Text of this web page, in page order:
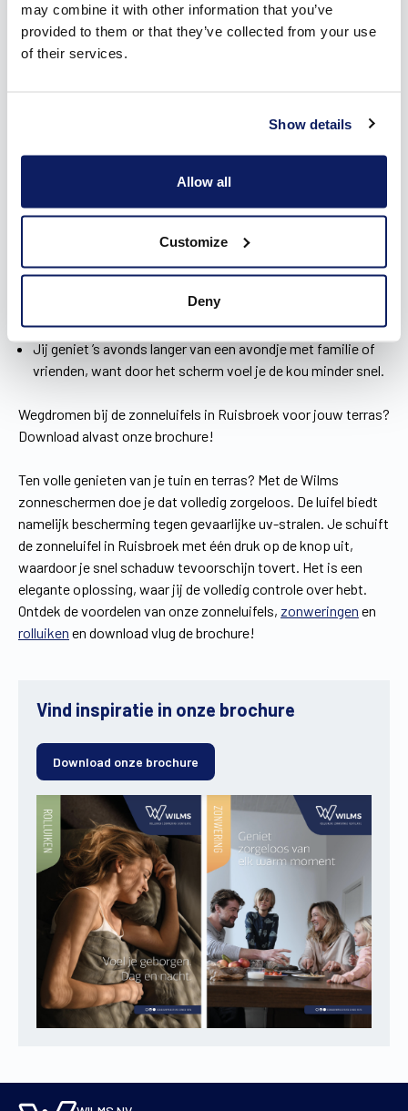
may combine it with other information that you’ve
provided to them or that they’ve collected from your use
of their services.
Show details
Allow all
Customize
Deny
De vele voordelen van een zonnescherm in
in Ruisbroek geniet je langer en
meer van je tuin en terras. Met zo'n scherm heb je dan ook
Of je nu kiest voor een afstandsbediening, een app of een
domoticasysteem, met slechts één druk op de knop laat je
Je creëert gemakkelijk een schaduwrijke plek bij felle
zonneschijn. Zo kunnen je kinderen veilig buitenspelen en
geniet jij van een middagje ontspannen op het terras.
Jij geniet ’s avonds langer van een avondje met familie of
vrienden, want door het scherm voel je de kou minder snel.
Wegdromen bij de zonneluifels in Ruisbroek voor jouw terras?
Download alvast onze brochure!
Ten volle genieten van je tuin en terras? Met de Wilms
zonneschermen doe je dat volledig zorgeloos. De luifel biedt
namelijk bescherming tegen gevaarlijke uv-stralen. Je schuift
de zonneluifel in Ruisbroek met één druk op de knop uit,
waardoor je snel schaduw tevoorschijn tovert. Het is een
elegante oplossing, waar jij de volledig controle over hebt.
Ontdek de voordelen van onze zonneluifels, zonweringen en
rolluiken en download vlug de brochure!
Vind inspiratie in onze brochure
Download onze brochure